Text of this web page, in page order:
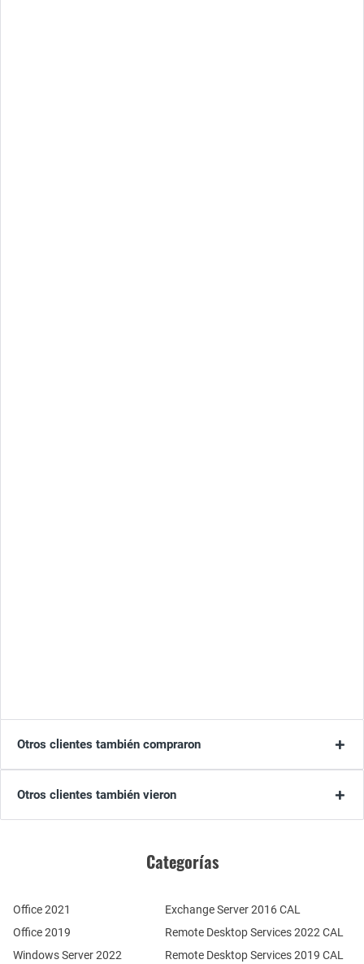
Otros clientes también compraron
Otros clientes también vieron
Categorías
Office 2021
Office 2019
Windows Server 2022
Remote Desktop Services 2022 CAL
Remote Desktop Services 2019 CAL
Exchange Server 2016 CAL